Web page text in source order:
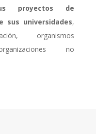
proyectos de
sus universidades,
organismos
no